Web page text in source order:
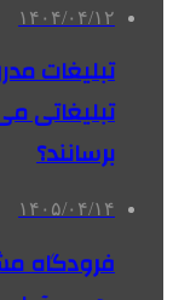
۱۴۰۴/۰۴/۱۲
تبلیغات
تبلیغاتی
برسانند؟
۱۴۰۵/۰۴/۱۴